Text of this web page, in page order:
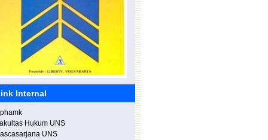
Jalan Sehat Bersama Staff di
Inspektorat Jenderal, Kemenristekdikti.
di studio I News TV.
Internal
Hukum UNS
UNS